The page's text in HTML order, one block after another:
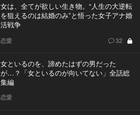
女は、全てが欲しい生き物。“人生の大逆転
を狙えるのは結婚のみ”と悟った女子アナ婚
活戦争
恋愛 32
女といるのを、諦めたはずの男だった
が…？「女といるのが向いてない」全話総
集編
恋愛